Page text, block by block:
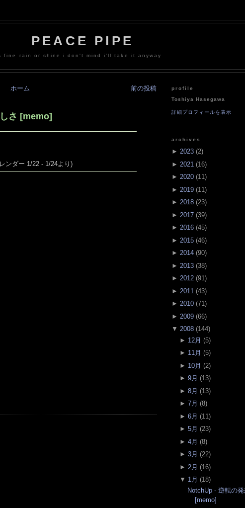
PEACE PIPE
fine rain or shine i don't mind i'll take it anyway
前の投稿
ホーム
さ [memo]
ンダー 1/22 - 1/24より)
profile
Toshiya Hasegawa
詳細プロフィールを表示
archives
► 2023 (2)
► 2021 (16)
► 2020 (11)
► 2019 (11 )
► 2018 (23)
► 2017 (39)
► 2016 (45)
► 2015 (46)
► 2014 (90)
► 2013 (38)
► 2012 (91)
► 2011 (43)
► 2010 (71)
► 2009 (66)
▼ 2008 (144)
► 12月 (5)
► 11月 (5)
► 10月 (2)
► 9月 (13)
► 8月 (13)
► 7月 (8)
► 6月 (11)
► 5月 (23)
► 4月 (8)
► 3月 (22)
► 2月 (16)
▼ 1月 (18)
NotchUp - 逆転の
[memo]